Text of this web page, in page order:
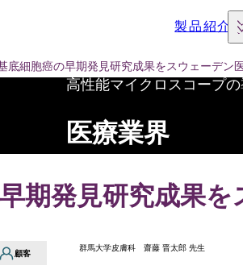
製品紹介
底細胞癌の早期発見研究成果をスウェーデン
高性能マイクロスコープ
医療業界
期発見研究成果
顧客
群馬大学皮膚科 齋藤 晋太郎 先生